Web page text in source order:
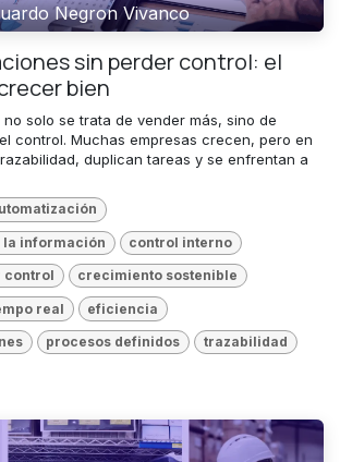
Negron Vivanco
sin perder control: el
bien
solo se trata de vender más, sino de
control. Muchas empresas crecen, pero en
duplican tareas y se enfrentan a
información control interno
control crecimiento sostenible
real eficiencia
procesos definidos trazabilidad